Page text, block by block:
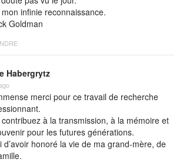
infinie reconnaissance.
Goldman
Habergrytz
merci pour ce travail de recherche
contribuez à la transmission, à la mémoire et
pour les futures générations.
d’avoir honoré la vie de ma grand-mère, de